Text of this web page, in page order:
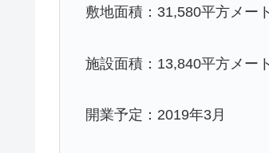
敷地面積：31,580平方メー
施設面積：13,840平方メー
開業予定：2019年3月